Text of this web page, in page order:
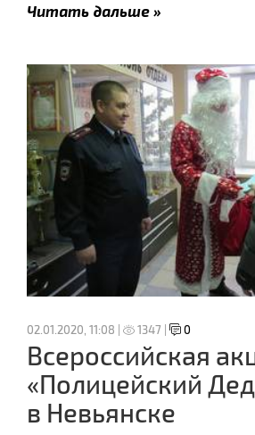
Читать дальше »
02.01.2020, 11:08 | 1347 | 0
Всероссийская
«Полицейский
в Невьянске